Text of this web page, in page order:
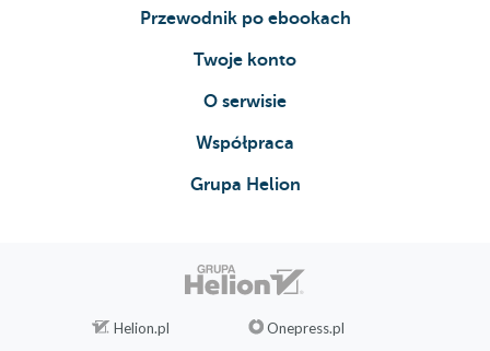
Przewodnik po ebookach
Twoje konto
O serwisie
Współpraca
Grupa Helion
Helion.pl Onepress.pl